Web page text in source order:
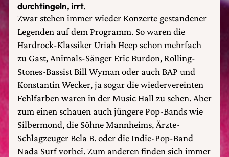
durchtingeln, irrt.
Zwar stehen immer wieder Konzerte gestandener
Legenden auf dem Programm. So waren die
Hardrock-Klassiker Uriah Heep schon mehrfach
zu Gast, Animals-Sänger Eric Burdon, Rolling-
Stones-Bassist Bill Wyman oder auch BAP und
Konstantin Wecker, ja sogar die wiedervereinten
Fehlfarben waren in der Music Hall zu sehen. Aber
zum einen schauen auch jüngere Pop-Bands wie
Silbermond, die Söhne Mannheims, Ärzte-
Schlagzeuger Bela B. oder die Indie-Pop-Band
Nada Surf vorbei. Zum anderen finden sich immer